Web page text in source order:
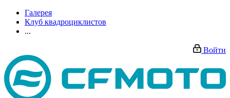
Галерея
Клуб квадроциклистов
...
Войти